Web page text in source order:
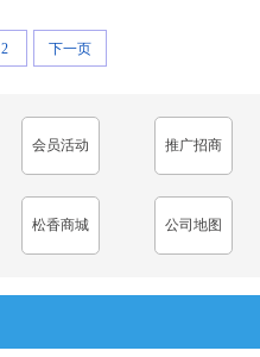
2 下一页
会员活动 推广招商
松香商城 公司地图